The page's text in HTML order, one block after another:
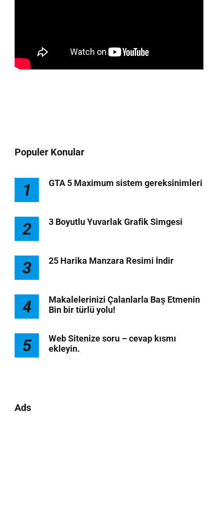
Populer Konular
1 GTA 5 Maximum sistem gereksinimleri
2 3 Boyutlu Yuvarlak Grafik Simgesi
3 25 Harika Manzara Resimi İndir
4
Makalelerinizi Çalanlarla Baş Etmenin
Bin bir türlü yolu!
5
Web Sitenize soru – cevap kısmı
ekleyin.
Ads